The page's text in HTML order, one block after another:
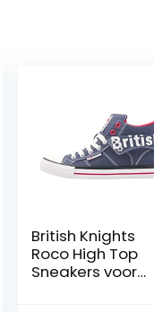
British Knights
Roco High Top
Sneakers voor